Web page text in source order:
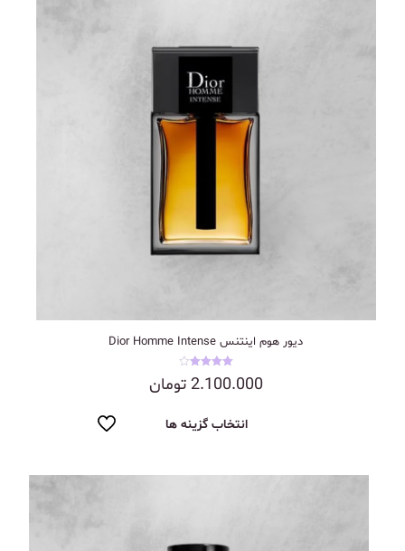
دیور هوم اینتنس Dior Homme Intense
نمره
4.00
2.100.000 تومان
انتخاب گزینه ها